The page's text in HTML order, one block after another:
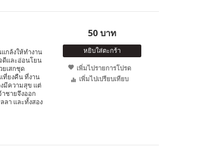
กล้งให้ทำงาน
ดีและอ่อนโยน
เสกชุด
ที่ยงคืน ที่งาน
มีความสุข แต่
าชายจึงออก
ลา และทั้งสอง
50 บาท
หยิบใส่ตะกร้า
เพิ่มไปรายการโปรด
เพิ่มไปเปรียบเทียบ